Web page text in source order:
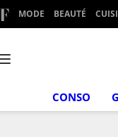
MODE BEAUTÉ
CONSO